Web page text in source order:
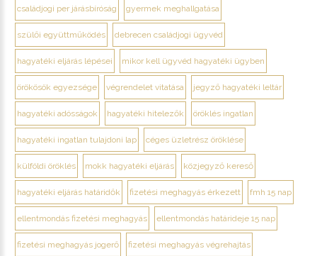
családjogi per járásbíróság gyermek meghallgatása
szülői együttműködés debrecen családjogi ügyvéd
hagyatéki eljárás lépései mikor kell ügyvéd hagyatéki ügyben
örökösök egyezsége végrendelet vitatása jegyző hagyatéki leltár
hagyatéki adósságok hagyatéki hitelezők öröklés ingatlan
hagyatéki ingatlan tulajdoni lap céges üzletrész öröklése
külföldi öröklés mokk hagyatéki eljárás közjegyző kereső
hagyatéki eljárás határidők fizetési meghagyás érkezett fmh 15 nap
ellentmondás fizetési meghagyás ellentmondás határideje 15 nap
fizetési meghagyás jogerő fizetési meghagyás végrehajtás